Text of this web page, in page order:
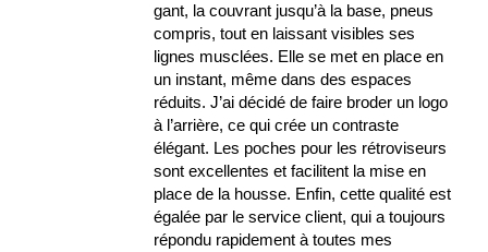
gant, la couvrant jusqu’à la base, pneus
compris, tout en laissant visibles ses
lignes musclées. Elle se met en place en
un instant, même dans des espaces
réduits. J’ai décidé de faire broder un logo
à l’arrière, ce qui crée un contraste
élégant. Les poches pour les rétroviseurs
sont excellentes et facilitent la mise en
place de la housse. Enfin, cette qualité est
égalée par le service client, qui a toujours
répondu rapidement à toutes mes